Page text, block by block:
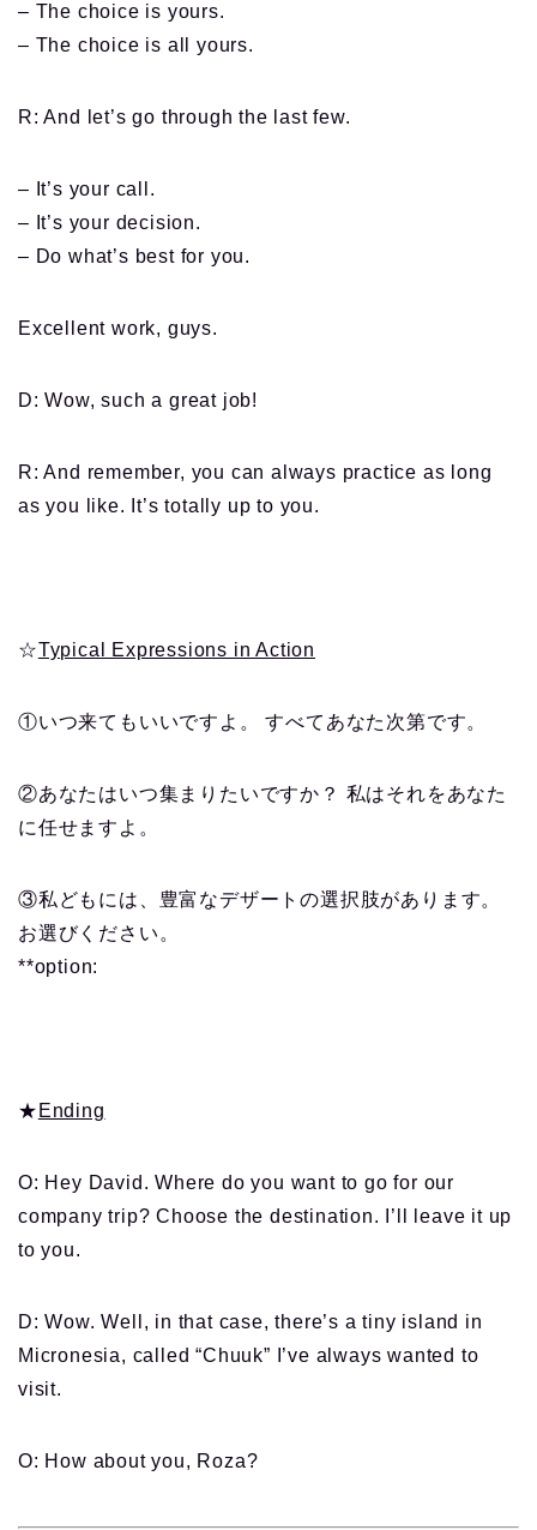
– The choice is yours.
– The choice is all yours.
R: And let’s go through the last few.
– It’s your call.
– It’s your decision.
– Do what’s best for you.
Excellent work, guys.
D: Wow, such a great job!
R: And remember, you can always practice as long
as you like. It’s totally up to you.
☆Typical Expressions in Action
①いつ来てもいいですよ。 すべてあなた次第です。
②あなたはいつ集まりたいですか？ 私はそれをあなた
に任せますよ。
③私どもには、豊富なデザートの選択肢があります。
お選びください。
**option:
★ Ending
O: Hey David. Where do you want to go for our
company trip? Choose the destination. I’ll leave it up
to you.
D: Wow. Well, in that case, there’s a tiny island in
Micronesia, called “Chuuk” I’ve always wanted to
visit.
O: How about you, Roza?